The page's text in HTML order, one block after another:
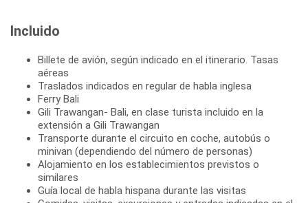
Incluido
Billete de avión, según indicado en el itinerario. Tasas
aéreas
Traslados indicados en regular de habla inglesa
Ferry Bali
Gili Trawangan- Bali, en clase turista incluido en la
extensión a Gili Trawangan
Transporte durante el circuito en coche, autobús o
minivan (dependiendo del número de personas)
Alojamiento en los establecimientos previstos o
similares
Guía local de habla hispana durante las visitas